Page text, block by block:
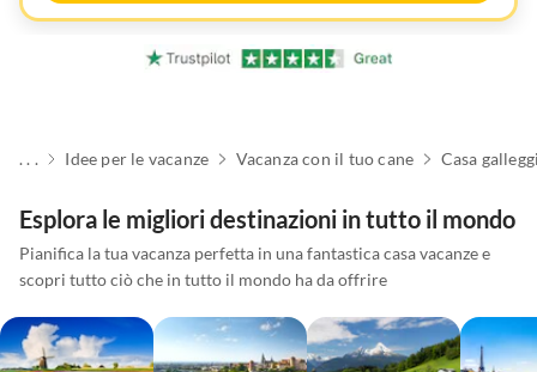
. . . Idee per le vacanze Vacanza con il tuo cane Casa
Esplora le migliori destinazioni in tutto il mondo
Pianifica la tua vacanza perfetta in una fantastica casa vacanze e
scopri tutto ciò che in tutto il mondo ha da offrire